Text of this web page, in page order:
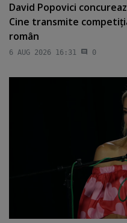
David Popovici
Cine transmite
român
6 AUG 2026 16:31 0